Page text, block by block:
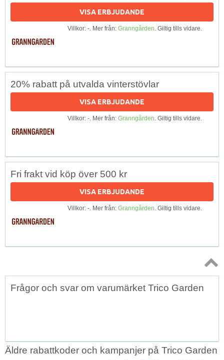
VISA ERBJUDANDE
Villkor: -. Mer från: Granngården. Giltig tills vidare.
20% rabatt på utvalda vinterstövlar
VISA ERBJUDANDE
Villkor: -. Mer från: Granngården. Giltig tills vidare.
Fri frakt vid köp över 500 kr
VISA ERBJUDANDE
Villkor: -. Mer från: Granngården. Giltig tills vidare.
Topp
Frågor och svar om varumärket Trico Garden
Äldre rabattkoder och kampanjer på Trico Garden